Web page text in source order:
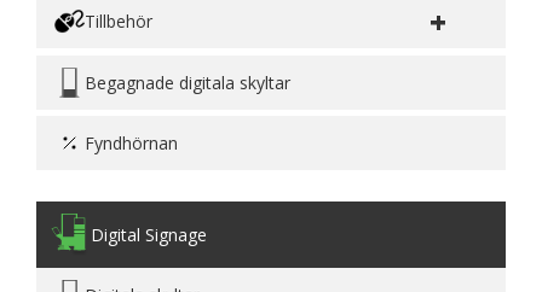
Tillbehör +
Begagnade digitala skyltar
Fyndhörnan
Digital Signage